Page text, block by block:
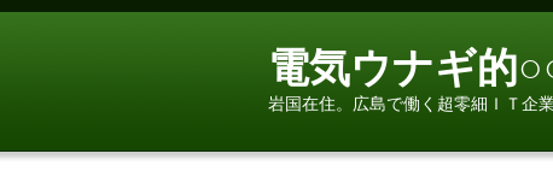
電気ウナギ的
岩国在住。広島で働く超零細ＩＴ企